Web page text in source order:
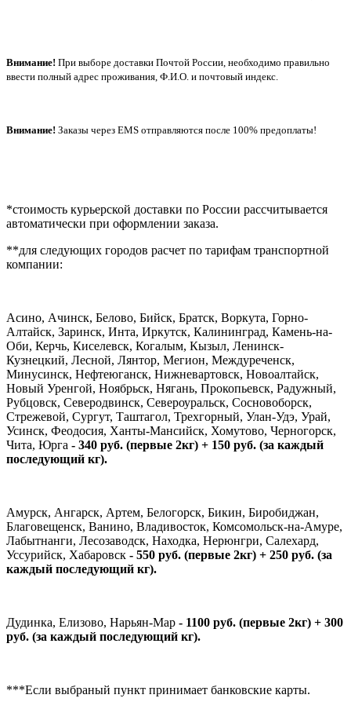
Внимание! При выборе доставки Почтой России, необходимо правильно
ввести полный адрес проживания, Ф.И.О. и почтовый индекс.
Внимание! Заказы через EMS отправляются после 100% предоплаты!
*стоимость курьерской доставки по России рассчитывается
автоматически при оформлении заказа.
**для следующих городов расчет по тарифам транспортной
компании:
Асино, Ачинск, Белово, Бийск, Братск, Воркута, Горно-
Алтайск, Заринск, Инта, Иркутск, Калининград, Камень-на-
Оби, Керчь, Киселевск, Когалым, Кызыл, Ленинск-
Кузнецкий, Лесной, Лянтор, Мегион, Междуреченск,
Минусинск, Нефтеюганск, Нижневартовск, Новоалтайск,
Новый Уренгой, Ноябрьск, Нягань, Прокопьевск, Радужный,
Рубцовск, Северодвинск, Североуральск, Сосновоборск,
Стрежевой, Сургут, Таштагол, Трехгорный, Улан-Удэ, Урай,
Усинск, Феодосия, Ханты-Мансийск, Хомутово, Черногорск,
Чита, Юрга - 340 руб. (первые 2кг) + 150 руб. (за каждый
последующий кг).
Амурск, Ангарск, Артем, Белогорск, Бикин, Биробиджан,
Благовещенск, Ванино, Владивосток, Комсомольск-на-Амуре,
Лабытнанги, Лесозаводск, Находка, Нерюнгри, Салехард,
Уссурийск, Хабаровск - 550 руб. (первые 2кг) + 250 руб. (за
каждый последующий кг).
Дудинка, Елизово, Нарьян-Мар - 1100 руб. (первые 2кг) + 300
руб. (за каждый последующий кг).
***Если выбраный пункт принимает банковские карты.